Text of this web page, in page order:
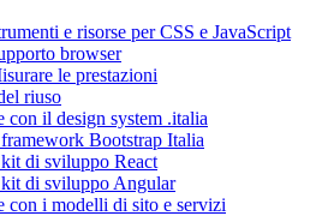
e risorse per CSS e JavaScript
browser
le prestazioni
riuso
con il design system .italia
Bootstrap Italia
di sviluppo React
di sviluppo Angular
con i modelli di sito e servizi